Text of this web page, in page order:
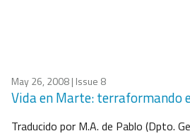
May 26, 2008| Issue 8
Vida en Marte: terraformando
Traducido por M.A. de Pablo (Dpto.